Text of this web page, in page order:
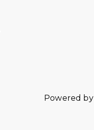
Powered by